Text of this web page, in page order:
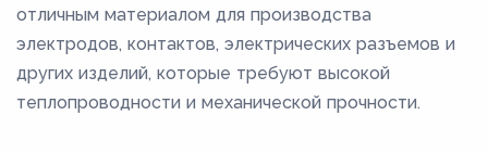
отличным материалом для производства
электродов, контактов, электрических разъемов и
других изделий, которые требуют высокой
теплопроводности и механической прочности.